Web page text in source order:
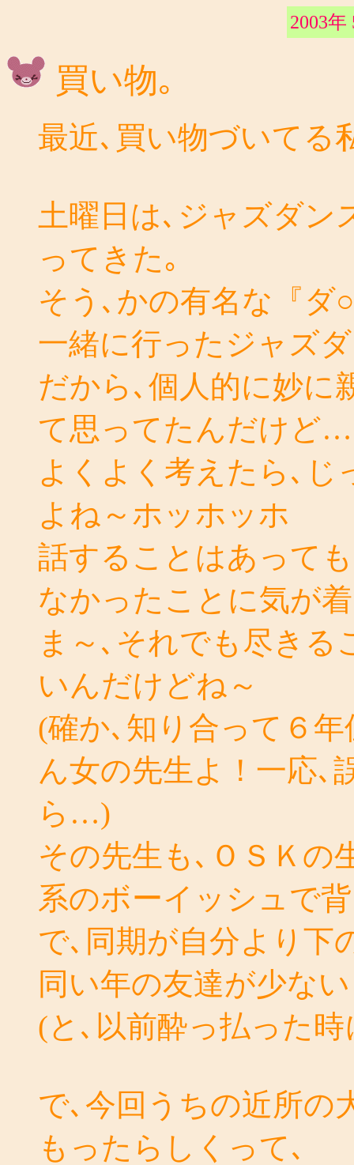
2003年
買い物｡
最近､買い物づいてる
土曜日は､ジャズダン
ってきた｡
そう､かの有名な『ダ
一緒に行ったジャズ
だから､個人的に妙に
て思ってたんだけど…
よくよく考えたら､じ
よね～ホッホッホ
話することはあって
なかったことに気が
ま～､それでも尽き
いんだけどね～
(確か､知り合って６
ん女の先生よ！一応､
ら…)
その先生も､ＯＳＫの
系のボーイッシュで
で､同期が自分より下
同い年の友達が少な
(と､以前酔っ払った
で､今回うちの近所の
もったらしくって､